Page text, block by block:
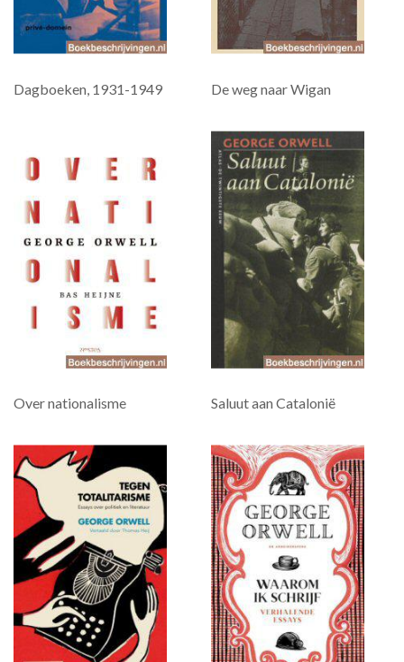
Dagboeken, 1931-1949 De weg naar Wigan
Over nationalisme Saluut aan Catalonië